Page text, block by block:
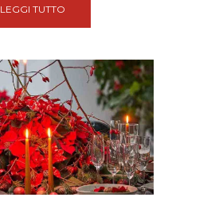
LEGGI TUTTO